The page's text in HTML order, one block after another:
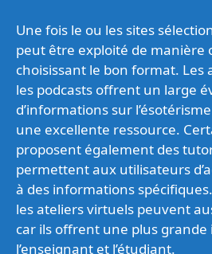
Une fois le ou les sites
peut être exploité de manière
choisissant le bon format. Les
les podcasts offrent un large
d’informations sur
une excellente ressource.
proposent également des
permettent aux utilisateurs
à des informations
les ateliers virtuels peuvent
car ils offrent une plus
l’enseignant et l’étudiant.